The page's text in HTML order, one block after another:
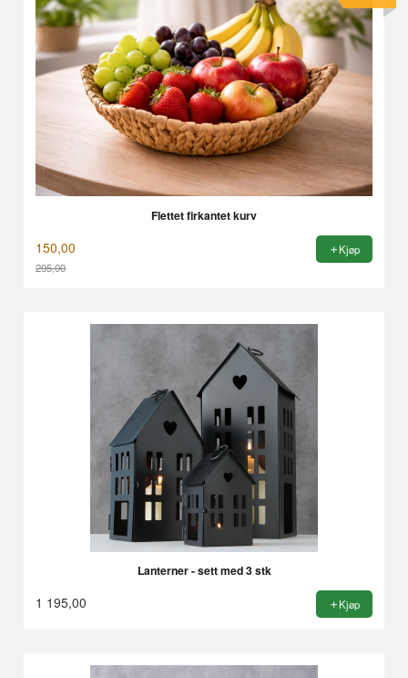
Flettet firkantet kurv
150,00
295,00
Kjøp
Lanterner - sett med 3 stk
1 195,00 Kjøp